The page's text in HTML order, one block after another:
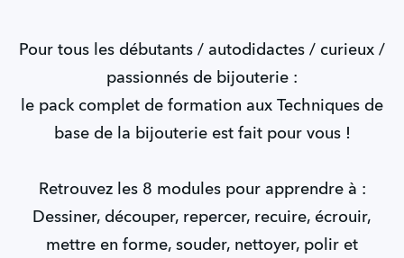
Pour tous les débutants / autodidactes / curieux /
passionnés de bijouterie :
le pack complet de formation aux Techniques de
base de la bijouterie est fait pour vous !
Retrouvez les 8 modules pour apprendre à :
Dessiner, découper, repercer, recuire, écrouir,
mettre en forme, souder, nettoyer, polir et